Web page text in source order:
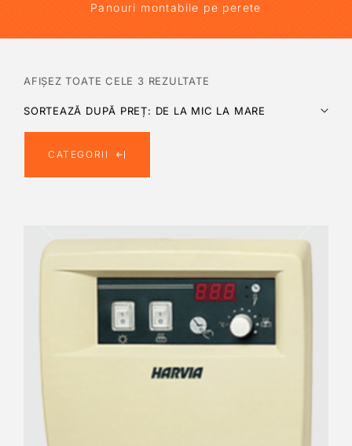
Panouri montabile pe perete
AFIȘEZ TOATE CELE 3 REZULTATE
SORTEAZĂ DUPĂ PREȚ: DE LA MIC LA MARE
CATEGORII